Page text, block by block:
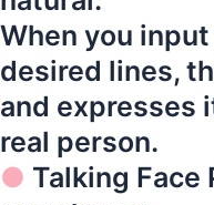
When you
desired lines,
and expresses
real person.
● Talking Face